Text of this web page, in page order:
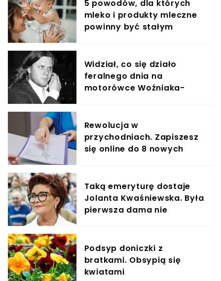
5 powodów, dla których
mleko i produkty mleczne
powinny być stałym
Widział, co się działo
feralnego dnia na
motorówce Woźniaka-
Rewolucja w
przychodniach. Zapiszesz
się online do 8 nowych
Taką emeryturę dostaje
Jolanta Kwaśniewska. Była
pierwsza dama nie
Podsyp doniczki z
bratkami. Obsypią się
kwiatami